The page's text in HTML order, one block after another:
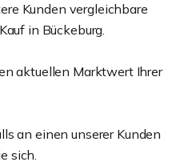
Kunden vergleichbare
in Bückeburg.
aktuellen Marktwert Ihrer
an einen unserer Kunden
sich.